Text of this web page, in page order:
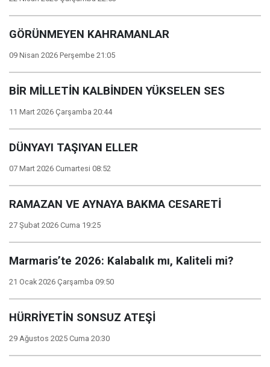
GÖRÜNMEYEN KAHRAMANLAR
09 Nisan 2026 Perşembe 21:05
BİR MİLLETİN KALBİNDEN YÜKSELEN SES
11 Mart 2026 Çarşamba 20:44
DÜNYAYI TAŞIYAN ELLER
07 Mart 2026 Cumartesi 08:52
RAMAZAN VE AYNAYA BAKMA CESARETİ
27 Şubat 2026 Cuma 19:25
Marmaris’te 2026: Kalabalık mı, Kaliteli mi?
21 Ocak 2026 Çarşamba 09:50
HÜRRİYETİN SONSUZ ATEŞİ
29 Ağustos 2025 Cuma 20:30